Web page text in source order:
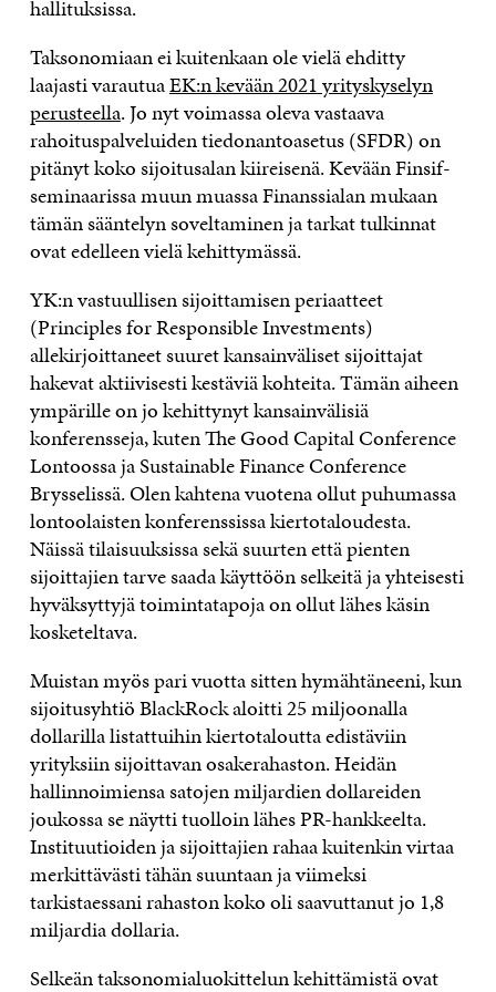
hallituksissa.
Taksonomiaan ei kuitenkaan ole vielä ehditty
laajasti varautuaEK:n kevään 2021 yrityskyselyn
perusteella. Jo nyt voimassa oleva vastaava
rahoituspalveluiden tiedonantoasetus (SFDR) on
pitänyt koko sijoitusalan kiireisenä. Kevään Finsif-
seminaarissa muun muassa Finanssialan mukaan
tämän sääntelyn soveltaminen ja tarkat tulkinnat
ovat edelleen vielä kehittymässä.
YK:n vastuullisen sijoittamisen periaatteet
(Principles for Responsible Investments)
allekirjoittaneet suuret kansainväliset sijoittajat
hakevat aktiivisesti kestäviä kohteita. Tämän aiheen
ympärille on jo kehittynyt kansainvälisiä
konferensseja, kuten The Good Capital Conference
Lontoossa ja Sustainable Finance Conference
Brysselissä. Olen kahtena vuotena ollut puhumassa
lontoolaisten konferenssissa kiertotaloudesta.
Näissä tilaisuuksissa sekä suurten että pienten
sijoittajien tarve saada käyttöön selkeitä ja yhteisesti
hyväksyttyjä toimintatapoja on ollut lähes käsin
kosketeltava.
Muistan myös pari vuotta sitten hymähtäneeni, kun
sijoitusyhtiö BlackRock aloitti 25 miljoonalla
dollarilla listattuihin kiertotaloutta edistäviin
yrityksiin sijoittavan osakerahaston. Heidän
hallinnoimiensa satojen miljardien dollareiden
joukossa se näytti tuolloin lähes PR-hankkeelta.
Instituutioiden ja sijoittajien rahaa kuitenkin virtaa
merkittävästi tähän suuntaan ja viimeksi
tarkistaessani rahaston koko oli saavuttanut jo 1,8
miljardia dollaria.
Selkeän taksonomialuokittelun kehittämistä ovat